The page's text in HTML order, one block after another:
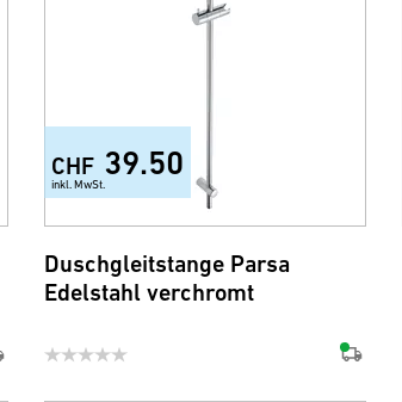
CHF 39.50
inkl. MwSt.
Duschgleitstange Parsa
Edelstahl verchromt